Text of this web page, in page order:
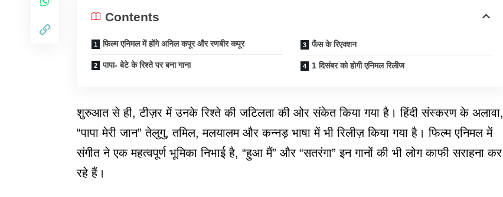
Contents
फिल्म एनिमल में होंगे अनिल कपूर और रणबीर कपूर
पापा- बेटे के रिश्ते पर बना गाना
फैंस के रिएक्शन
1 दिसंबर को होगी एनिमल रिलीज
शुरुआत से ही, टीज़र में उनके रिश्ते की जटिलता की ओर संकेत किया गया है। हिंदी संस्करण के अलावा,
“पापा मेरी जान” तेलुगु, तमिल, मलयालम और कन्नड़ भाषा में भी रिलीज़ किया गया है। फिल्मएनिमल में
संगीत ने एक महत्वपूर्ण भूमिका निभाई है, “हुआ मैं” और “सतरंगा” इन गानों की भी लोग काफी सराहना कर
रहे हैं।